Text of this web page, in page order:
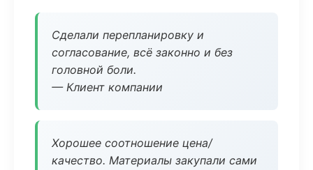
Сделали перепланировку и
согласование, всё законно и без
головной боли.
— Клиент компании
Хорошее соотношение цена/
качество. Материалы закупали сами